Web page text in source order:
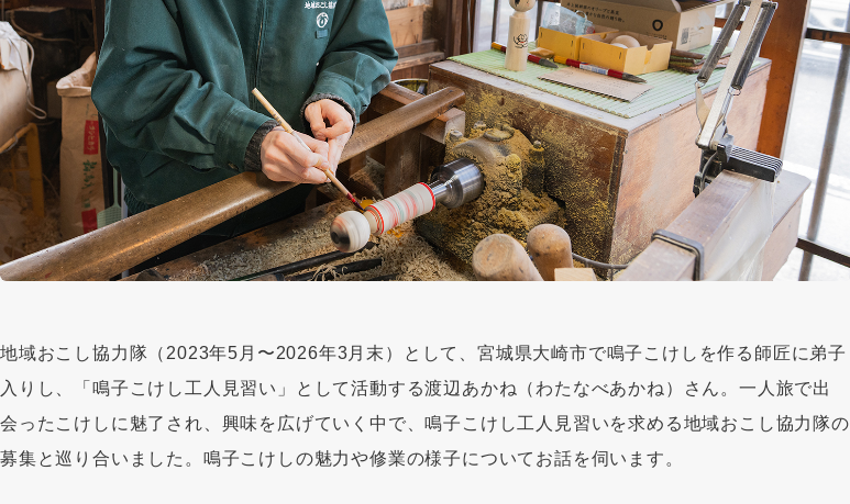
地域おこし協力隊（2023年5月〜2026年3月末）として、宮城県大崎市で鳴子こけしを作る師匠に弟子
入りし、「鳴子こけし工人見習い」として活動する渡辺あかね（わたなべあかね）さん。一人旅で出
会ったこけしに魅了され、興味を広げていく中で、鳴子こけし工人見習いを求める地域おこし協力隊の
募集と巡り合いました。鳴子こけしの魅力や修業の様子についてお話を伺います。